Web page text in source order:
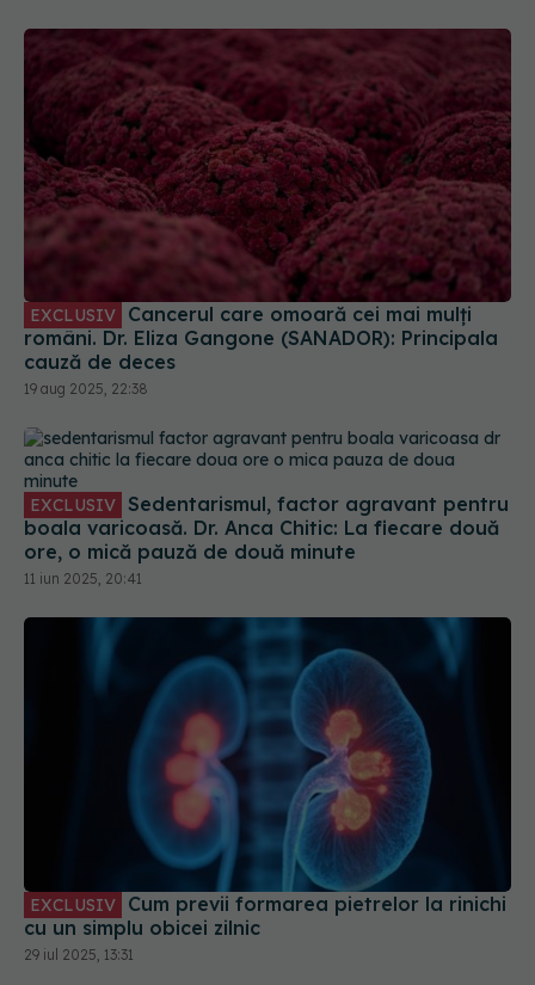
EXCLUSIV
români. Dr. Eliza Gangone (SANADOR): Principala
cauză de deces
19 aug 2025, 22:38
EXCLUSIV
boala varicoasă. Dr. Anca Chitic: La fiecare două
ore, o mică pauză de două minute
11 iun 2025, 20:41
EXCLUSIV
cu un simplu obicei zilnic
29 iul 2025, 13:31